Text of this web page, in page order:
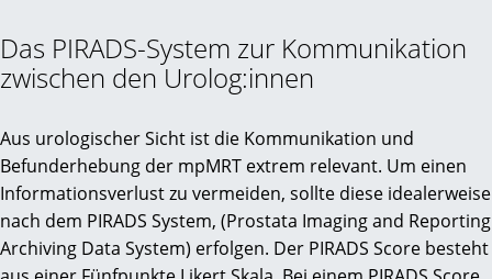
Das PIRADS-System zur Kommunikation
zwischen den Urolog:innen
Aus urologischer Sicht ist die Kommunikation und
Befunderhebung der mpMRT extrem relevant. Um einen
Informationsverlust zu vermeiden, sollte diese idealerweise
nach dem PIRADS System, (Prostata Imaging and Reporting
Archiving Data System) erfolgen. Der PIRADS Score besteht